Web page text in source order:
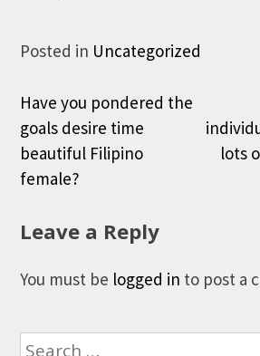
Posted in Uncategorized
Post
navigation
Have you pondered the
goals desire time
beautiful Filipino
female?
lots
Leave a Reply
You must be logged in to post a
Search